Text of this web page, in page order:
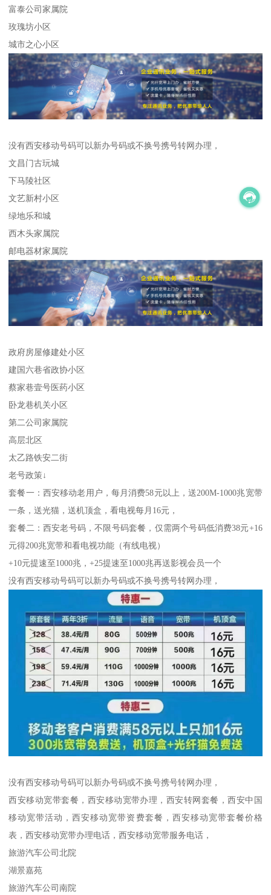
富泰公司家属院
玫瑰坊小区
城市之心小区
没有西安移动号码可以新办号码或不换号携号转网办理，
文昌门古玩城
下马陵社区
文艺新村小区
绿地乐和城
西木头家属院
邮电器材家属院
政府房屋修建处小区
建国六巷省政协小区
蔡家巷壹号医药小区
卧龙巷机关小区
第二公司家属院
高层北区
太乙路铁安二街
老号政策↓
套餐一：西安移动老用户，每月消费58元以上，送200M-1000兆宽带
一条，送光猫，送机顶盒，看电视每月16元，
套餐二：西安老号码，不限号码套餐，仅需两个号码低消费38元+16
元得200兆宽带和看电视功能（有线电视）
+10元提速至1000兆，+25提速至1000兆再送影视会员一个
没有西安移动号码可以新办号码或不换号携号转网办理，
没有西安移动号码可以新办号码或不换号携号转网办理，
西安移动宽带套餐，西安移动宽带办理，西安转网套餐，西安中国
移动宽带活动，西安移动宽带资费套餐，西安移动宽带套餐价格
表，西安移动宽带办理电话，西安移动宽带服务电话，
旅游汽车公司北院
湖景嘉苑
旅游汽车公司南院